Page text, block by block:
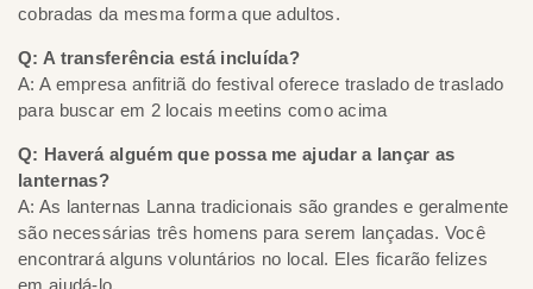
cobradas da mesma forma que adultos.
Q: A transferência está incluída?
A: A empresa anfitriã do festival oferece traslado de traslado
para buscar em 2 locais meetins como acima
Q: Haverá alguém que possa me ajudar a lançar as
lanternas?
A: As lanternas Lanna tradicionais são grandes e geralmente
são necessárias três homens para serem lançadas. Você
encontrará alguns voluntários no local. Eles ficarão felizes